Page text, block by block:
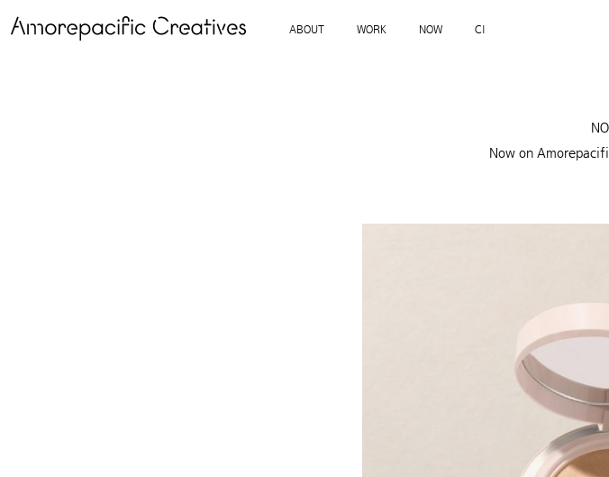
ABOUT WORK NOW CI
Now on